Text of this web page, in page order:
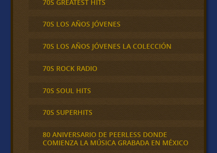
70S GREATEST HITS
70S LOS AÑOS JÓVENES
70S LOS AÑOS JÓVENES LA COLECCIÓN
70S ROCK RADIO
70S SOUL HITS
70S SUPERHITS
80 ANIVERSARIO DE PEERLESS DONDE
COMIENZA LA MÚSICA GRABADA EN MÉXICO